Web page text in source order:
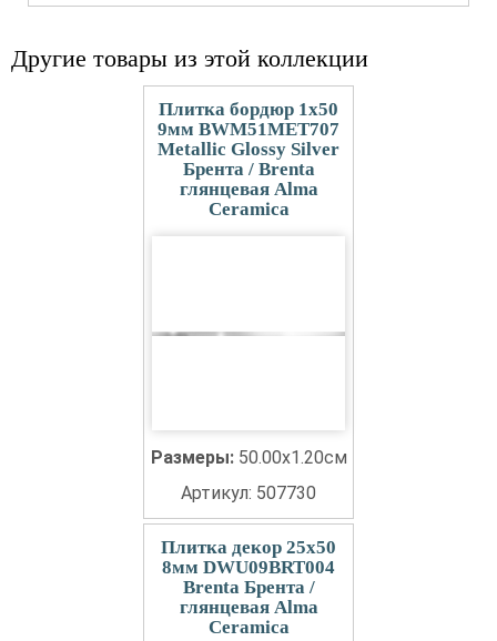
Другие товары из этой коллекции
Плитка бордюр 1x50
9мм BWM51MET707
Metallic Glossy Silver
Брента / Brenta
глянцевая Alma
Ceramica
Размеры: 50.00x1.20см
Артикул: 507730
Плитка декор 25x50
8мм DWU09BRT004
Brenta Брента /
глянцевая Alma
Ceramica